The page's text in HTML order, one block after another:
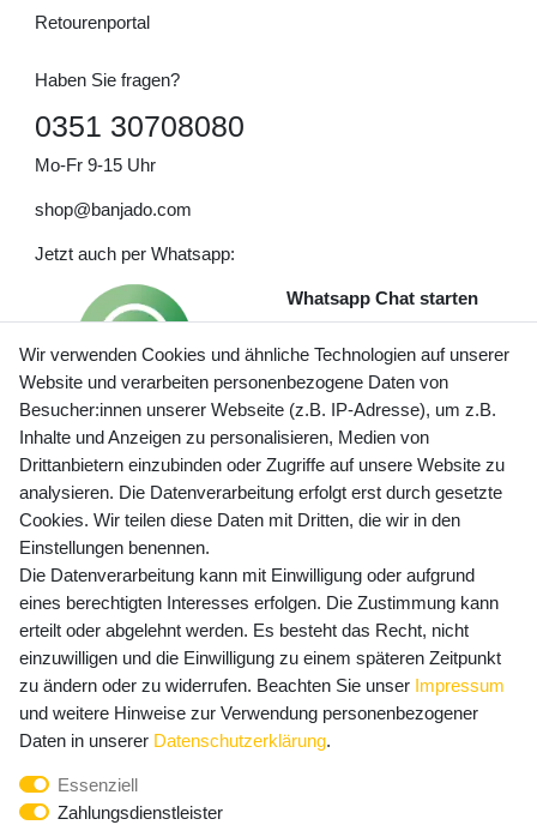
Retourenportal
Haben Sie fragen?
0351 30708080
Mo-Fr 9-15 Uhr
shop@banjado.com
Jetzt auch per Whatsapp:
Whatsapp Chat starten
Preisangaben inkl. gesetzl. MwSt. und zzgl. Service- und
Versandkosten
Newsletter Anmeldung - Keine Angebote
mehr verpassen!
E-MAIL **
Newsletter
Honig
Hiermit bestätige ich, dass ich dieDaten­schutz­erklärung
widerrufen.**
Wir verwenden Cookies und ähnliche Technologien auf unserer
Website und verarbeiten personenbezogene Daten von
Besucher:innen unserer Webseite (z.B. IP-Adresse), um z.B.
Inhalte und Anzeigen zu personalisieren, Medien von
Drittanbietern einzubinden oder Zugriffe auf unsere Website zu
analysieren. Die Datenverarbeitung erfolgt erst durch gesetzte
Cookies. Wir teilen diese Daten mit Dritten, die wir in den
Einstellungen benennen.
Die Datenverarbeitung kann mit Einwilligung oder aufgrund
eines berechtigten Interesses erfolgen. Die Zustimmung kann
erteilt oder abgelehnt werden. Es besteht das Recht, nicht
einzuwilligen und die Einwilligung zu einem späteren Zeitpunkt
zu ändern oder zu widerrufen. Beachten Sie unser Impressum
und weitere Hinweise zur Verwendung personenbezogener
Daten in unserer Daten­schutz­erklärung.
Essenziell
Zahlungsdienstleister